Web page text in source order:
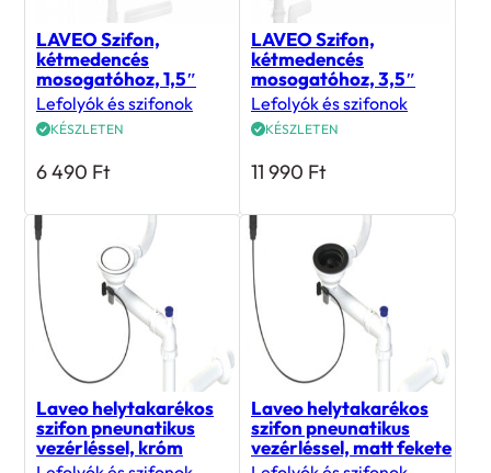
LAVEO Szifon,
kétmedencés
mosogatóhoz, 1,5″
Lefolyók és szifonok
KÉSZLETEN
6 490 Ft
LAVEO Szifon,
kétmedencés
mosogatóhoz, 3,5″
Lefolyók és szifonok
KÉSZLETEN
11 990 Ft
Laveo helytakarékos
szifon pneunatikus
vezérléssel, króm
Laveo helytakarékos
szifon pneunatikus
vezérléssel, matt fekete